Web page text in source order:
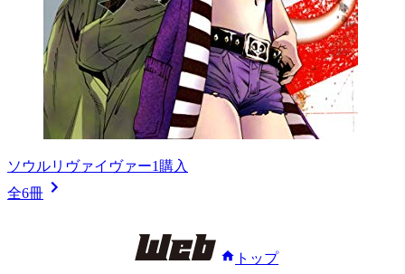
ソウルリヴァイヴァー1 購入
全6冊
トップ